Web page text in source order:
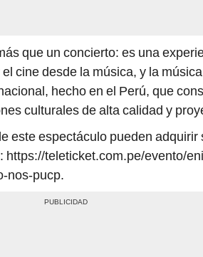
que un concierto: es una
cine desde la música, y la
hecho en el Perú, que
culturales de alta calidad y
este espectáculo pueden adquirir
https://teleticket.com.pe/evento/
nos-pucp.